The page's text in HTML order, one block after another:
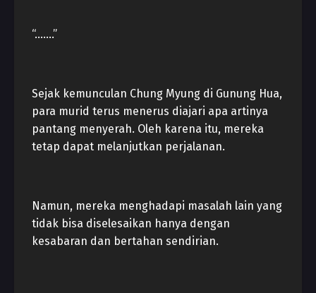
“…….”
Sejak kemunculan Chung Myung di Gunung Hua,
para murid terus menerus diajari apa artinya
pantang menyerah. Oleh karena itu, mereka
tetap dapat melanjutkan perjalanan.
Namun, mereka menghadapi masalah lain yang
tidak bisa diselesaikan hanya dengan
kesabaran dan bertahan sendirian.